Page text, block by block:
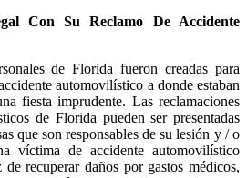
Con Su Reclamo De Accidente
de Florida fueron creadas para
automovilístico a donde estaban
fiesta imprudente. Las reclamaciones
de Florida pueden ser presentadas
que son responsables de su lesión y / o
víctima de accidente automovilístico
recuperar daños por gastos médicos,